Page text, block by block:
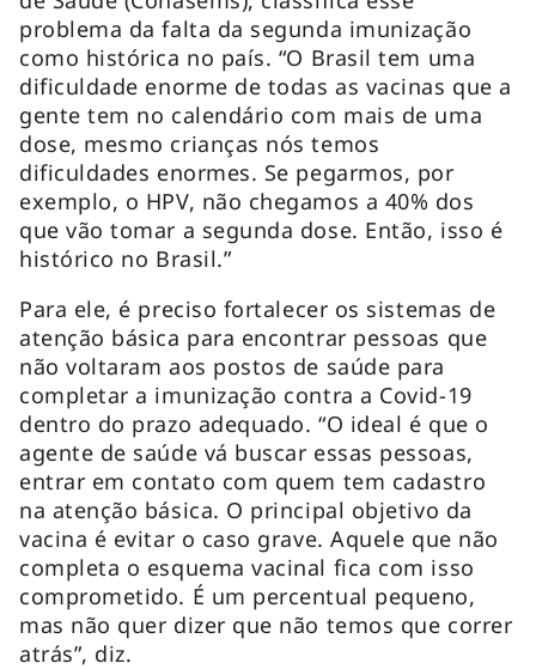
problema da falta da segunda imunização
como histórica no país. “O Brasil tem uma
dificuldade enorme de todas as vacinas que a
gente tem no calendário com mais de uma
dose, mesmo crianças nós temos
dificuldades enormes. Se pegarmos, por
exemplo, o HPV, não chegamos a 40% dos
que vão tomar a segunda dose. Então, isso é
histórico no Brasil.”
Para ele, é preciso fortalecer os sistemas de
atenção básica para encontrar pessoas que
não voltaram aos postos de saúde para
completar a imunização contra a Covid-19
dentro do prazo adequado. “O ideal é que o
agente de saúde vá buscar essas pessoas,
entrar em contato com quem tem cadastro
na atenção básica. O principal objetivo da
vacina é evitar o caso grave. Aquele que não
completa o esquema vacinal fica com isso
comprometido. É um percentual pequeno,
mas não quer dizer que não temos que correr
atrás”, diz.